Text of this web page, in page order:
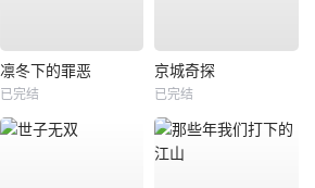
凛冬下的罪恶
已完结
京城奇探
已完结